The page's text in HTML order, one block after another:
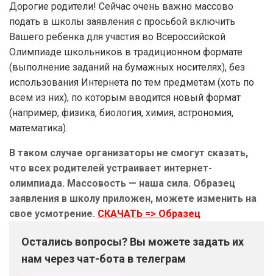
Дорогие родители! Сейчас очень важно массово
подать в школы заявления с просьбой включить
Вашего ребенка для участия во Всероссийской
Олимпиаде школьников в традиционном формате
(выполнение заданий на бумажных носителях), без
использования Интернета по тем предметам (хоть по
всем из них), по которым вводится новый формат
(например, физика, биология, химия, астрономия,
математика).
В таком случае организаторы не смогут сказать,
что всех родителей устраивает интернет-
олимпиада. Массовость — наша сила. Образец
заявления в школу приложен, можете изменить на
свое усмотрение. СКАЧАТЬ => Образец
Остались вопросы? Вы можете задать их
нам через чат-бота в телеграм